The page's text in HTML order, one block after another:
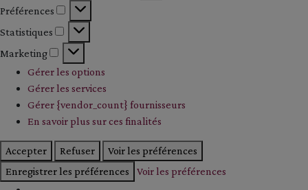
Préférences
Préférences
Statistiques
Statistiques
Marketing
Marketing
Gérer les options
Gérer les services
Gérer {vendor_count} fournisseurs
En savoir plus sur ces finalités
Accepter Refuser
Voir les préférences
Enregistrer les préférences
Voir les préférences